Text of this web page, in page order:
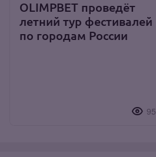
OLIMPBET проведёт
летний тур фестивалей
по городам России
95